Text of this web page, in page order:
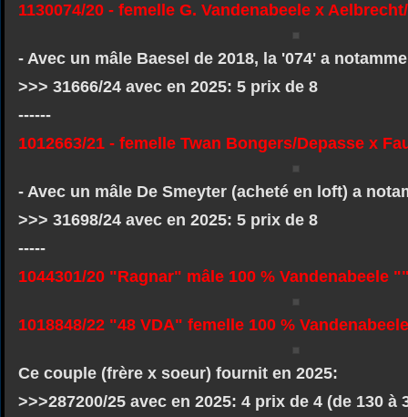
1130074/20 - femelle G. Vandenabeele x
- Avec un mâle Baesel de 2018, la '074' a
>>> 31666/24 avec en 2025: 5 prix de 8
------
1012663/21 - femelle Twan Bongers/Depasse x
- Avec un mâle De Smeyter (acheté en loft) a
>>> 31698/24 avec en 2025: 5 prix de 8
-----
1044301/20 "Ragnar" mâle 100 % Vandenabeele
1018848/22 "48 VDA" femelle 100 %
Ce couple (frère x soeur) fournit en 2025:
>>>287200/25 avec en 2025: 4 prix de 4 (de 130 à